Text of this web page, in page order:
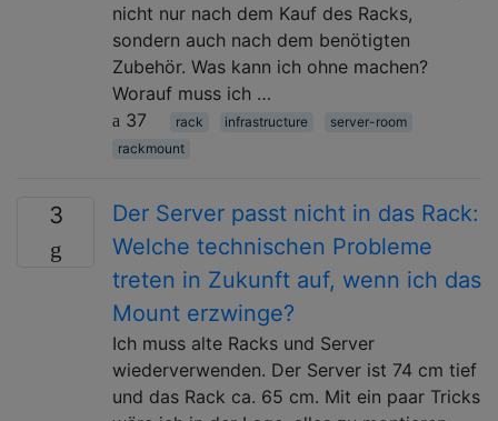
nicht nur nach dem Kauf des Racks,
sondern auch nach dem benötigten
Zubehör. Was kann ich ohne machen?
Worauf muss ich …
37
rack infrastructure
server-room
rackmount
3
Der Server passt nicht in das Rack:
Welche technischen Probleme
treten in Zukunft auf, wenn ich das
Mount erzwinge?
Ich muss alte Racks und Server
wiederverwenden. Der Server ist 74 cm tief
und das Rack ca. 65 cm. Mit ein paar Tricks